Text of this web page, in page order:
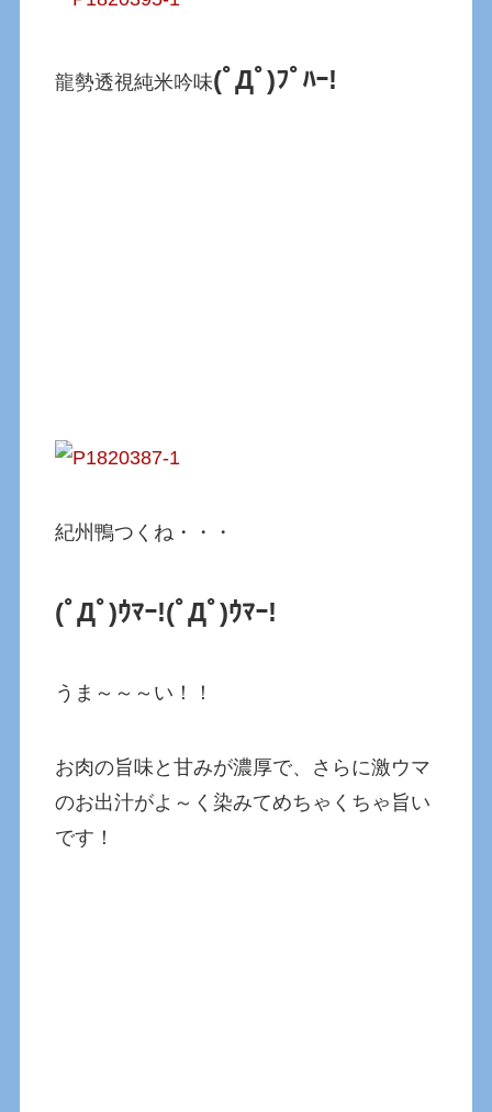
龍勢透視純米吟味(ﾟДﾟ)ﾌﾟﾊｰ!
紀州鴨つくね・・・
(ﾟДﾟ)ｳﾏｰ!(ﾟДﾟ)ｳﾏｰ!
うま～～～い！！
お肉の旨味と甘みが濃厚で、さらに激ウマ
のお出汁がよ～く染みてめちゃくちゃ旨い
です！